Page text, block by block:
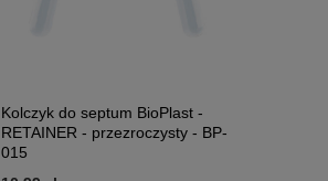
Kolczyk do septum BioPlast -
RETAINER - przezroczysty - BP-
015